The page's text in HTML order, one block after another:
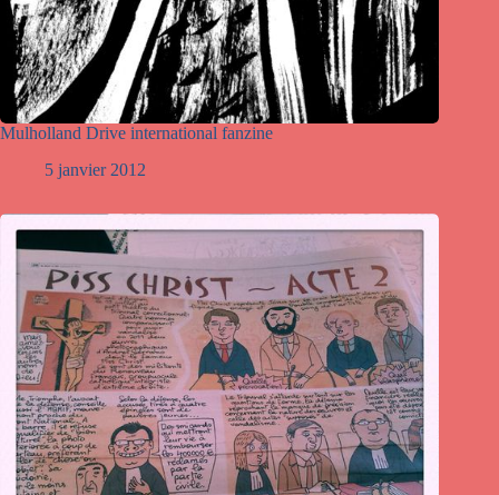
Mulholland Drive international fanzine
5 janvier 2012